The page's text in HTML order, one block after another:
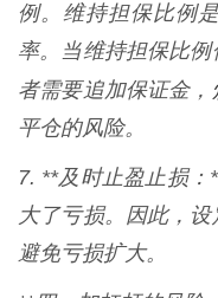
例。维持担保比例
率。当维持担保比
者需要追加保证金，
平仓的风险。
7. **及时止盈止损
大了亏损。因此，
避免亏损扩大。